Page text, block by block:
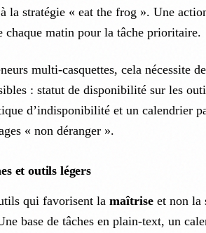
la stratégie « eat the frog ». Une
chaque matin pour la tâche prioritaire.
multi-casquettes, cela nécessite
: statut de disponibilité sur les
d’indisponibilité et un calendrier
« non déranger ».
et outils légers
qui favorisent la maîtrise et non la
base de tâches en plain-text, un